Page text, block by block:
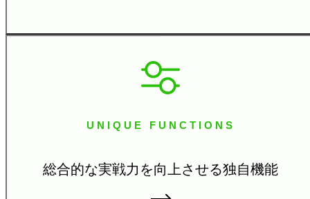
UNIQUE FUNCTIONS
総合的な実戦力を向上させる独自機能